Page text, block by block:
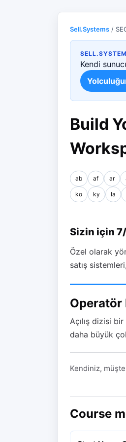
Sell.Systems /
Kendi
Build
ab af ar
ko ky la
Sizin için
Özel olarak
satış
Operatör
Açılış dizisi
daha büyük
Kendiniz,
Course